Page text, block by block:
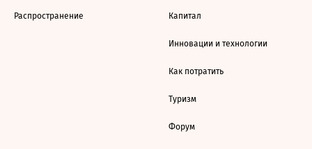
Распространение Капитал
Инновации и технологии
Как потратить
Туризм
Форум